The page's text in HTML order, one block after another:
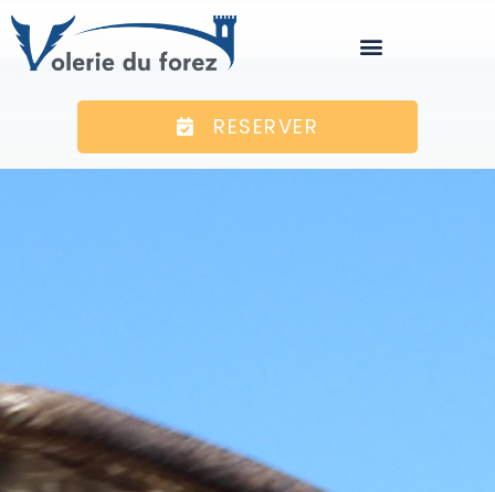
RESERVER